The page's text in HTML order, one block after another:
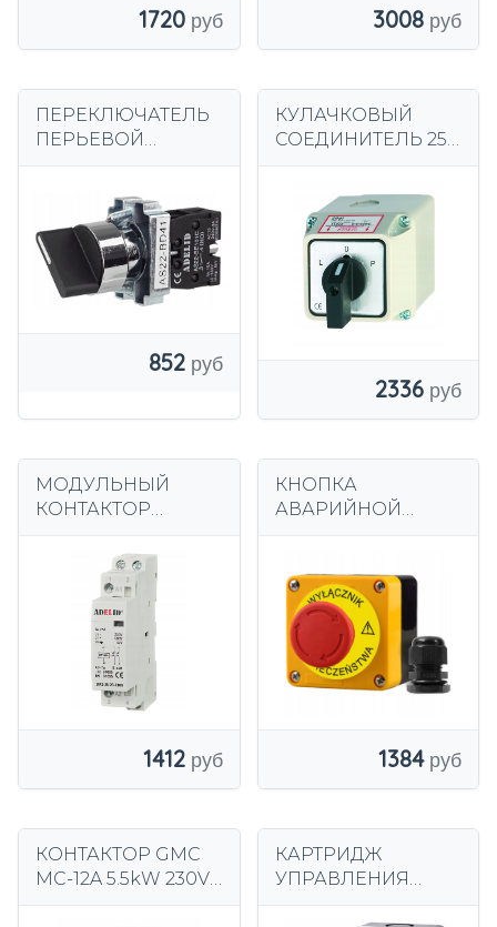
1720 3008
ПЕРЕКЛЮЧАТЕЛЬ
ПЕРЬЕВОЙ
852
КУЛАЧКОВЫЙ
СОЕДИНИТЕЛЬ 25А
2336
МОДУЛЬНЫЙ
КОНТАКТОР
1F 2NO 2Z
1412
КНОПКА
АВАРИЙНОЙ
УПРАВЛЕНИЯ
ГРИБОК С
ТАБЛИЧКОЙ
1384
КОНТАКТОР GMC
MC-12A 5.5kW 230V
КАРТРИДЖ
УПРАВЛЕНИЯ